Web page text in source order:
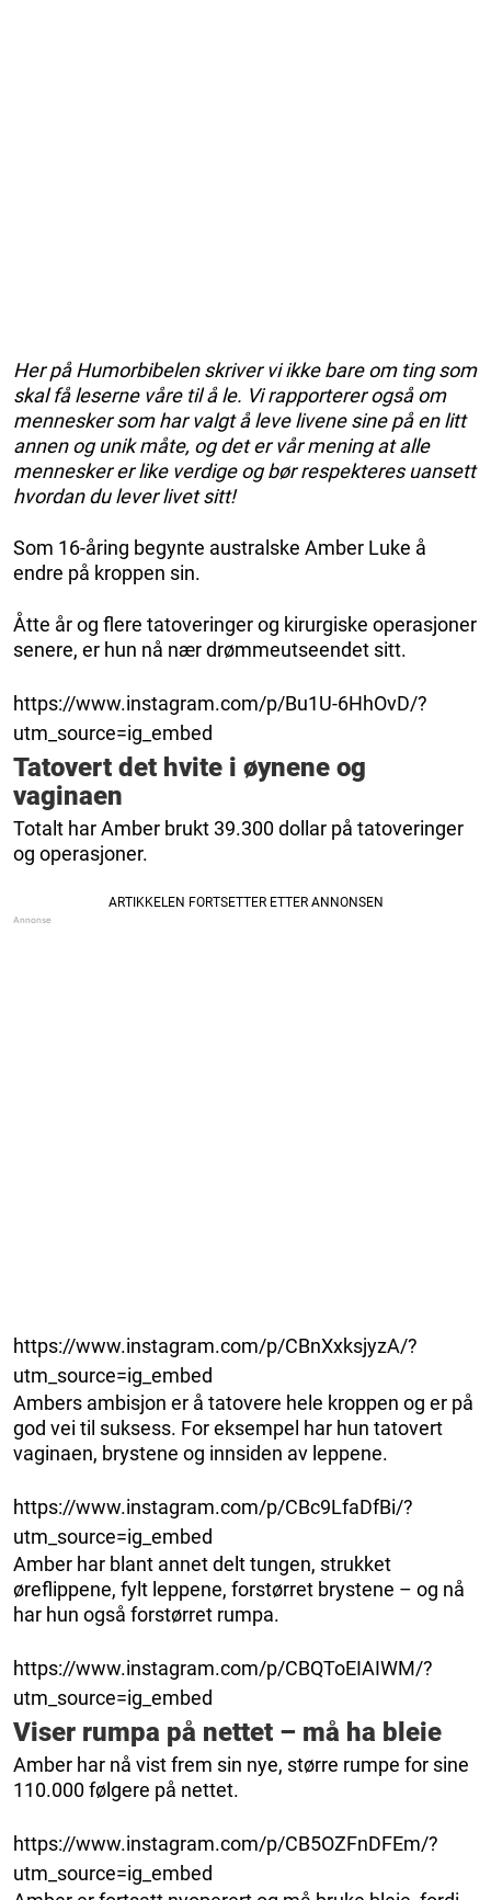
Her på Humorbibelen skriver vi ikke bare om ting som
skal få leserne våre til å le. Vi rapporterer også om
mennesker som har valgt å leve livene sine på en litt
annen og unik måte, og det er vår mening at alle
mennesker er like verdige og bør respekteres uansett
hvordan du lever livet sitt!
Som 16-åring begynte australske Amber Luke å
endre på kroppen sin.
Åtte år og flere tatoveringer og kirurgiske operasjoner
senere, er hun nå nær drømmeutseendet sitt.
https://www.instagram.com/p/Bu1U-6HhOvD/?
utm_source=ig_embed
Tatovert det hvite i øynene og
vaginaen
Totalt har Amber brukt 39.300 dollar på tatoveringer
og operasjoner.
https://www.instagram.com/p/CBnXxksjyzA/?
utm_source=ig_embed
Ambers ambisjon er å tatovere hele kroppen og er på
god vei til suksess. For eksempel har hun tatovert
vaginaen, brystene og innsiden av leppene.
https://www.instagram.com/p/CBc9LfaDfBi/?
utm_source=ig_embed
Amber har blant annet delt tungen, strukket
øreflippene, fylt leppene, forstørret brystene – og nå
har hun også forstørret rumpa.
https://www.instagram.com/p/CBQToEIAIWM/?
utm_source=ig_embed
Viser rumpa på nettet – må ha bleie
Amber har nå vist frem sin nye, større rumpe for sine
110.000 følgere på nettet.
https://www.instagram.com/p/CB5OZFnDFEm/?
utm_source=ig_embed